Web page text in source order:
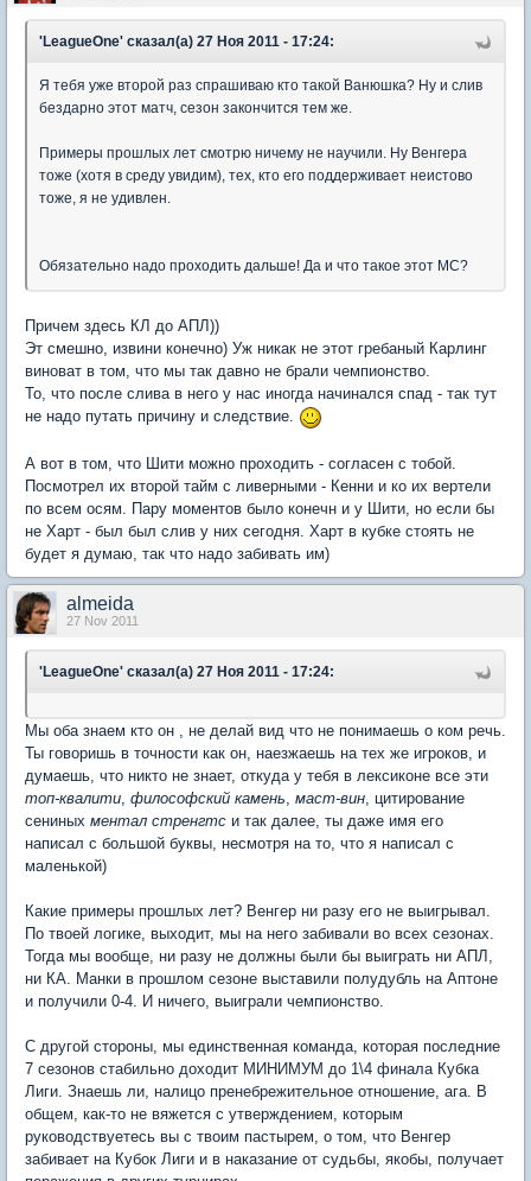
'LeagueOne' сказал(а) 27 Ноя 2011 - 17:24:
Я тебя уже второй раз спрашиваю кто такой Ванюшка? Ну и слив
бездарно этот матч, сезон закончится тем же.
Примеры прошлых лет смотрю ничему не научили. Ну Венгера
тоже (хотя в среду увидим), тех, кто его поддерживает неистово
тоже, я не удивлен.
Обязательно надо проходить дальше! Да и что такое этот МС?
Причем здесь КЛ до АПЛ))
Эт смешно, извини конечно) Уж никак не этот гребаный Карлинг
виноват в том, что мы так давно не брали чемпионство.
То, что после слива в него у нас иногда начинался спад - так тут
не надо путать причину и следствие.
А вот в том, что Шити можно проходить - согласен с тобой.
Посмотрел их второй тайм с ливерными - Кенни и ко их вертели
по всем осям. Пару моментов было конечн и у Шити, но если бы
не Харт - был был слив у них сегодня. Харт в кубке стоять не
будет я думаю, так что надо забивать им)
almeida
27 Nov 2011
'LeagueOne' сказал(а) 27 Ноя 2011 - 17:24:
Мы оба знаем кто он , не делай вид что не понимаешь о ком речь.
Ты говоришь в точности как он, наезжаешь на тех же игроков, и
думаешь, что никто не знает, откуда у тебя в лексиконе все эти
топ-квалити философский камень маст-вин , цитирование
сениных ментал стренгтс и так далее, ты даже имя его
написал с большой буквы, несмотря на то, что я написал с
маленькой)
Какие примеры прошлых лет? Венгер ни разу его не выигрывал.
По твоей логике, выходит, мы на него забивали во всех сезонах.
Тогда мы вообще, ни разу не должны были бы выиграть ни АПЛ,
ни КА. Манки в прошлом сезоне выставили полудубль на Аптоне
и получили 0-4. И ничего, выиграли чемпионство.
С другой стороны, мы единственная команда, которая последние
7 сезонов стабильно доходит МИНИМУМ до 1\4 финала Кубка
Лиги. Знаешь ли, налицо пренебрежительное отношение, ага. В
общем, как-то не вяжется с утверждением, которым
руководствуетесь вы с твоим пастырем, о том, что Венгер
забивает на Кубок Лиги и в наказание от судьбы, якобы, получает